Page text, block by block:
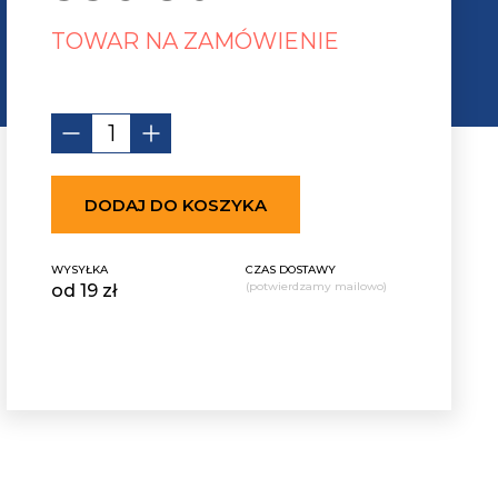
TOWAR NA ZAMÓWIENIE
DODAJ DO KOSZYKA
WYSYŁKA
od 19 zł
CZAS DOSTAWY
(potwierdzamy mailowo)